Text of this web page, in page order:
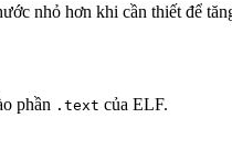
nhỏ hơn khi cần thiết để
phần .text của ELF.